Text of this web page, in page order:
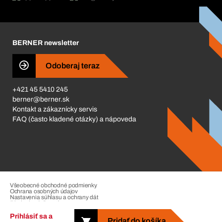
Prihlásiť sa a
Business Conduct
BERNER newsletter
Odoberaj teraz
+421 45 5410 245
berner@berner.sk
Kontakt a zákaznícky servis
FAQ (často kladené otázky) a nápoveda
Všeobecné obchodné podmienky
Ochrana osobných údajov
Nastavenia súhlasu a ochrany dát
Riadenie sťažností